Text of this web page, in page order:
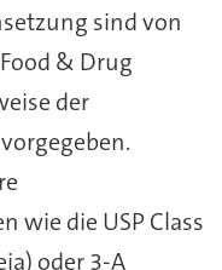
sind von
& Drug
der
wie die USP Class
oder 3-A